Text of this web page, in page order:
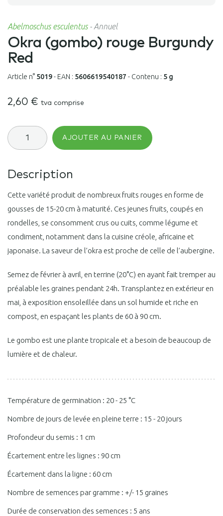
Abelmoschus esculentus- Annuel
Okra (gombo) rouge Burgundy
Red
Article n° 5019- EAN : 5606619540187 - Contenu : 5 g
2,60 € tva comprise
quantité
de
Okra
Burgundy
AJOUTER AU PANIER
Description
Cette variété produit de nombreux fruits rouges en forme de
gousses de 15-20 cm à maturité. Ces jeunes fruits, coupés en
rondelles, se consomment crus ou cuits, comme légume et
condiment, notamment dans la cuisine créole, africaine et
japonaise. La saveur de l’okra est proche de celle de l’aubergine.
Semez de février à avril, en terrine (20°C) en ayant fait tremper au
préalable les graines pendant 24h. Transplantez en extérieur en
mai, à exposition ensoleillée dans un sol humide et riche en
compost, en espaçant les plants de 60 à 90 cm.
Le gombo est une plante tropicale et a besoin de beaucoup de
lumière et de chaleur.
Température de germination : 20 - 25 °C
Nombre de jours de levée en pleine terre : 15 - 20 jours
Profondeur du semis : 1 cm
Écartement entre les lignes : 90 cm
Écartement dans la ligne : 60 cm
Nombre de semences par gramme : +/- 15 graines
Durée de conservation des semences : 5 ans